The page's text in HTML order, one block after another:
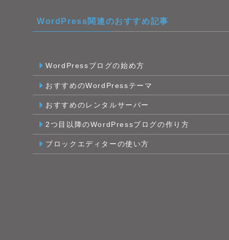
WordPress関連のおすすめ記事
WordPressブログの始め方
おすすめのWordPressテーマ
おすすめのレンタルサーバー
2つ目以降のWordPressブログの作り方
ブロックエディターの使い方